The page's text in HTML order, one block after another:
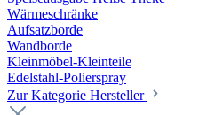
Wärmeschränke
Aufsatzborde
Wandborde
Kleinmöbel-Kleinteile
Edelstahl-Polierspray
Zur Kategorie Hersteller